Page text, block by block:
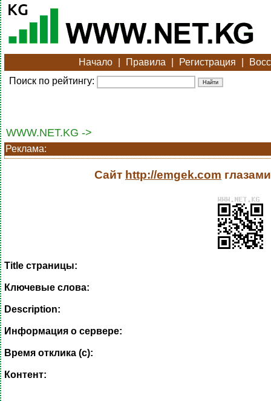
Начало Правила Регистрация
Поиск по рейтингу:
WWW.NET.KG ->
Реклама:
Сайт http://emgek.com
Title страницы:
Ключевые слова:
Description:
Информация о сервере:
Время отклика (с):
Контент: